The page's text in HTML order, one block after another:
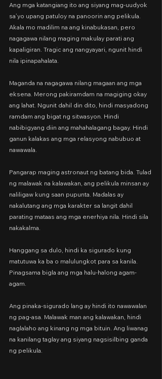
Ang mga katangiang ito ang siyang mag-uudyok
sa’yo upang patuloy na panoorin ang pelikula.
Akala mo madilim na ang kinabukasan, pero
nagagawa nilang maging makulay parati ang
kapaligiran. Tragic ang nangyayari, ngunit hindi
nila ipinapahalata.
Maganda na nagagawa nilang magaan ang mga
eksena. Merong pakiramdam na magiging okay
ang lahat. Ngunit dahil din dito, hindi masyadong
ramdam ang bigat ng sitwasyon. Hindi
nabibigyang diin ang mahahalagang bagay. Hindi
ganun kalakas ang mga relasyong nabubuo at
nawawala.
Pangarap maging astronaut ng batang bida. Tulad
ng malawak na kalawakan, ang pelikula minsan ay
naliligaw kung saan pupunta. Madalas ay
nakalutang ang mga karakter sa langit dahil
parating mataas ang mga enerhiya nila. Hindi sila
nakakalma.
Hanggang sa dulo, hindi ka sigurado kung
matutuwa ka ba o malulungkot para sa kanila.
Pinagsama bigla ang mga halu-halong agam-
agam.
Ang pinaka-sigurado lang ay hindi ito nawawalan
ng pag-asa. Malawak man ang kalawakan, hindi
naglalaho ang kinang ng mga bituin. Ang liwanag
na kanilang taglay ang siyang nagsisilbing ganda
ng pelikula.